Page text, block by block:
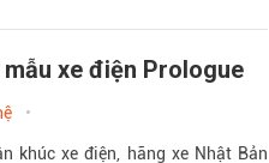
xe điện Prologue
khúc xe điện, hãng xe Nhật Bản